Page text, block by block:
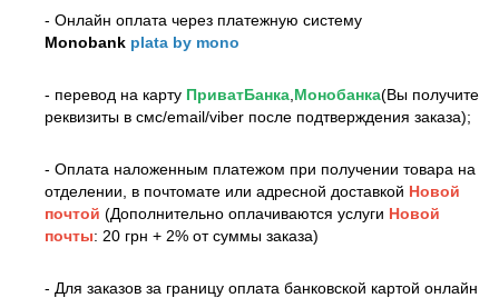
- Онлайн оплата через платежную систему
Monobank plata by mono
- перевод на карту ПриватБанка Монобанка(Вы получите
реквизиты в смс/email/viber после подтверждения заказа);
- Оплата наложенным платежом при получении товара на
отделении, в почтомате или адресной доставкой Новой
почтой (Дополнительно оплачиваются услуги Новой
почты: 20 грн + 2% от суммы заказа)
- Для заказов за границу оплата банковской картой онлайн